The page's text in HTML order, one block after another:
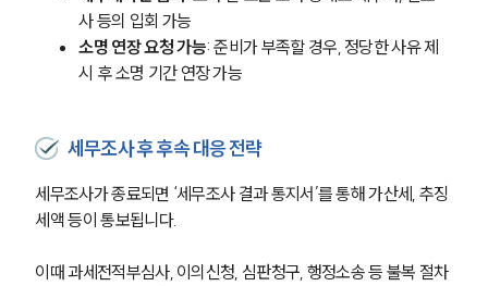
사 등의 입회 가능
소명 연장 요청 가능: 준비가 부족할 경우, 정당한 사유 제
시 후 소명 기간 연장 가능
세무조사 후 후속 대응 전략
세무조사가 종료되면 ‘세무조사 결과 통지서’를 통해 가산세, 추징
세액 등이 통보됩니다.
이때 과세전적부심사, 이의신청, 심판청구, 행정소송 등 불복 절차